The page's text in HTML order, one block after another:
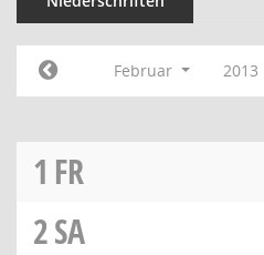
Februar 2013
1 FR
2SA